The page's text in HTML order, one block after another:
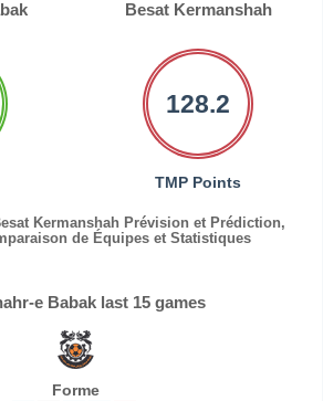
Besat Kermanshah
128.2
TMP Points
Kermanshah Prévision et Prédiction,
de Équipes et Statistiques
e Babak last 15 games
Forme